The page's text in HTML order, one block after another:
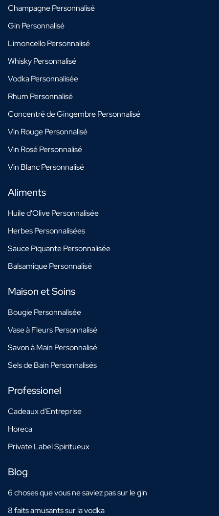
Champagne Personnalisé
Gin Personnalisé
Limoncello Personnalisé
Whisky Personnalisé
Vodka Personnalisée
Rhum Personnalisé
Concentré de Gingembre Personnalisé
Vin Rouge Personnalisé
Vin Rosé Personnalisé
Vin Blanc Personnalisé
Aliments
Huile d'Olive Personnalisée
Herbes Personnalisées
Sauce Piquante Personnalisée
Balsamique Personnalisé
Maison et Soins
Bougie Personnalisée
Vase à Fleurs Personnalisé
Savon à Main Personnalisé
Sels de Bain Personnalisés
Professionel
Cadeaux d'Entreprise
Horeca
Private Label Spiritueux
Blog
6 choses que vous ne saviez pas sur le gin
8 faits amusants sur la vodka